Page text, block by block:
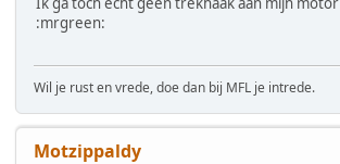
:mrgreen:
Wil je rust en vrede, doe dan bij MFL je intrede.
Motzippaldy